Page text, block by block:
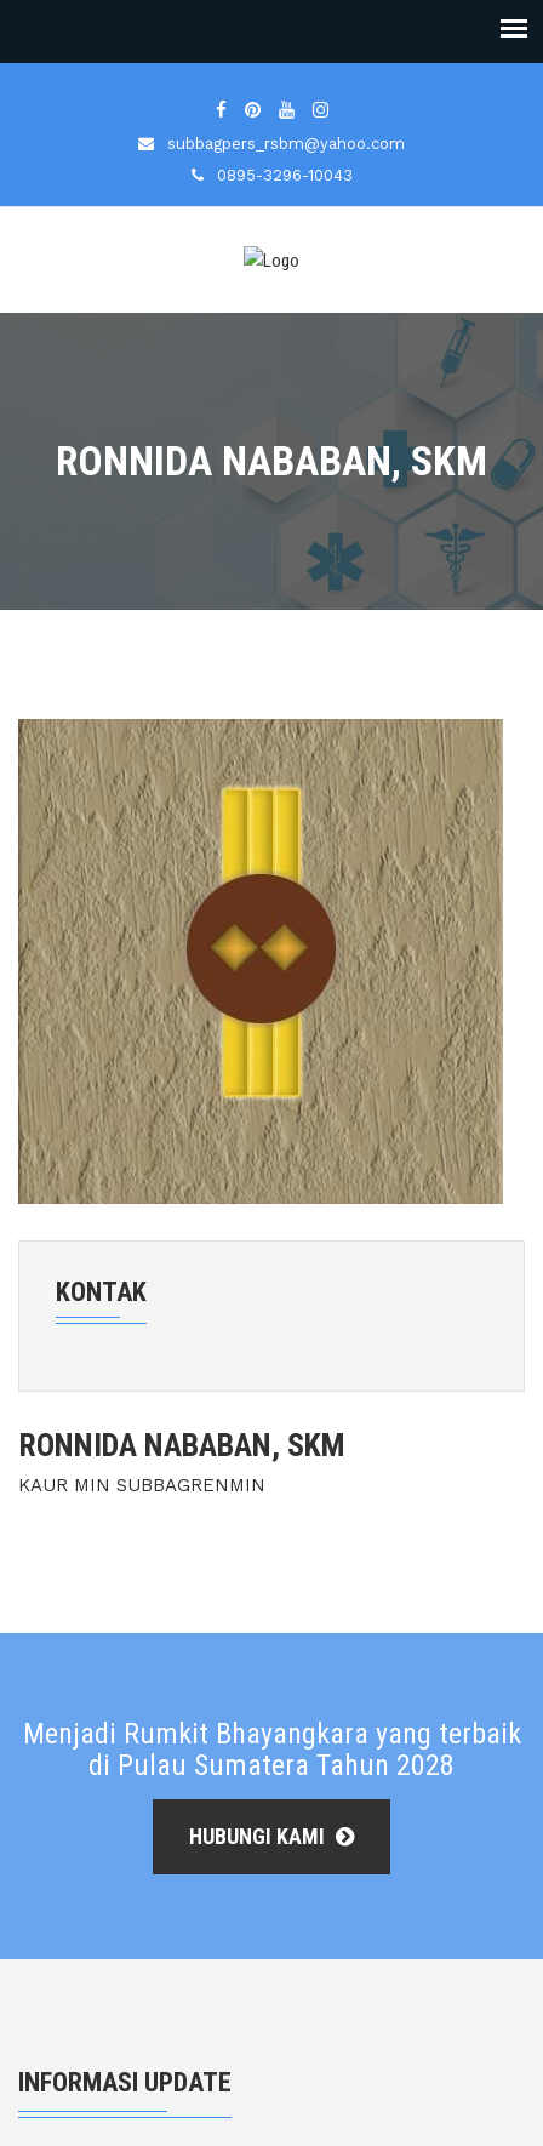
subbagpers_rsbm@yahoo.com
0895-3296-10043
RONNIDA NABABAN, SKM
KONTAK
RONNIDA NABABAN, SKM
KAUR MIN SUBBAGRENMIN
Menjadi Rumkit Bhayangkara yang terbaik
di Pulau Sumatera Tahun 2028
HUBUNGI KAMI
INFORMASI UPDATE